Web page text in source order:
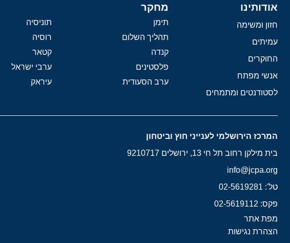
אודותינו
חזון ומשימה
עמיתים
החוקרים
אנשי מפתח
לסטודנטים ומתמחים
מחקר
תימן
תוניסיה
תהליך השלום
רוסיה
קנדה
קטאר
פלסטינים
ערבי ישראל
ערב הסעודית
עיראק
המרכז הירושלמי לענייני חוץ וביטחון
בית מילקן רחוב תל חי 13, ירושלים 9210717
info@jcpa.org
טל': 02-5619281
פקס: 02-5619112
מפת אתר
הצהרת נגישות